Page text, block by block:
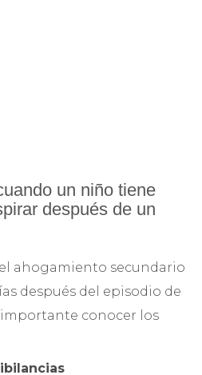
un niño tiene
después de un
ahogamiento secundario
después del episodio de
conocer los